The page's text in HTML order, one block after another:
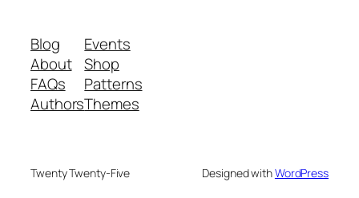
Blog
About
FAQs
Authors
Events
Shop
Patterns
Themes
Twenty Twenty-Five Designed withWordPress